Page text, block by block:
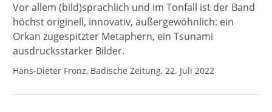
Vor allem (bild)sprachlich und im Tonfall ist der Band
höchst originell, innovativ, außergewöhnlich: ein
Orkan zugespitzter Metaphern, ein Tsunami
ausdrucksstarker Bilder.
Hans-Dieter Fronz, Badische Zeitung, 22. Juli 2022